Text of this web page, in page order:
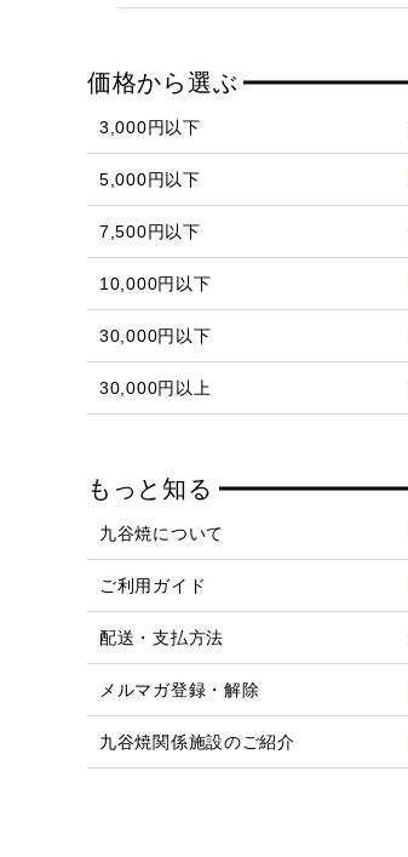
価格から選ぶ
3,000円以下
5,000円以下
7,500円以下
10,000円以下
30,000円以下
30,000円以上
もっと知る
九谷焼について
ご利用ガイド
配送・支払方法
メルマガ登録・解除
九谷焼関係施設のご紹介